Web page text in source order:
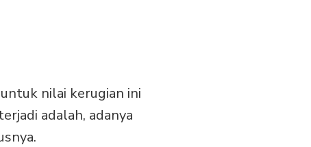
nilai kerugian ini
adalah, adanya